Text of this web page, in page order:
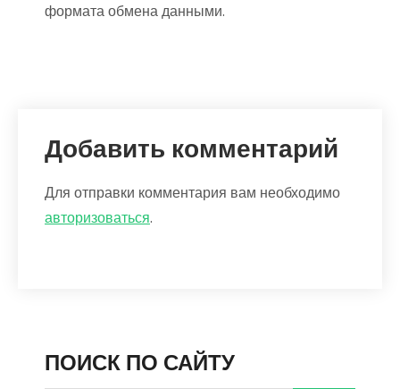
формата обмена данными.
Добавить комментарий
Для отправки комментария вам необходимо
авторизоваться.
ПОИСК ПО САЙТУ